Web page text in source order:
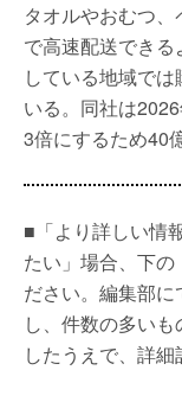
タオルやおむつ
で高速配送でき
している地域で
いる。同社は
3倍にするため40
■「より詳しい情
たい」場合、下の
ださい。編集部
し、件数の多い
したうえで、詳細